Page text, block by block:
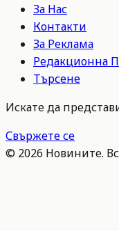
За Нас
Контакти
За Реклама
Редакционна
Търсене
Искате да
Свържете се
© 2026 Новините.